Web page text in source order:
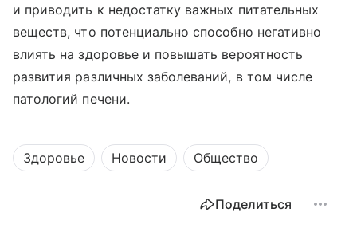
и приводить к недостатку важных питательных
веществ, что потенциально способно негативно
влиять на здоровье и повышать вероятность
развития различных заболеваний, в том числе
патологий печени.
Здоровье Новости Общество
Поделиться